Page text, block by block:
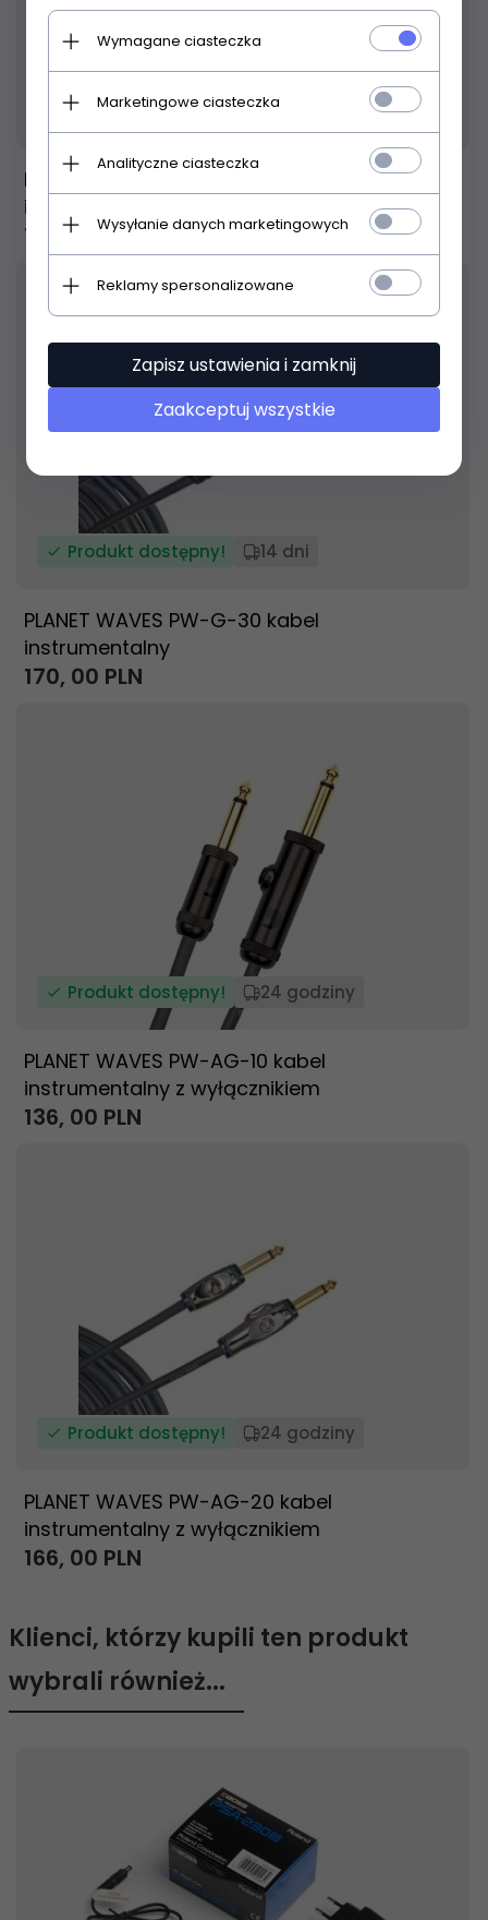
Produkt dostępny! 24 godziny
PLANET WAVES PW-G-10 kabel
instrumentalny
116, 00PLN
Produkt dostępny! 14 dni
PLANET WAVES PW-G-30 kabel
instrumentalny
170, 00 PLN
Produkt dostępny! 24 godziny
PLANET WAVES PW-AG-10 kabel
instrumentalny z wyłącznikiem
136, 00 PLN
Produkt dostępny! 24 godziny
PLANET WAVES PW-AG-20 kabel
instrumentalny z wyłącznikiem
166, 00 PLN
Klienci, którzy kupili ten produkt
wybrali również...
Wymagane ciasteczka
Marketingowe ciasteczka
Analityczne ciasteczka
Wysyłanie danych marketingowych
Reklamy spersonalizowane
Zapisz ustawienia i zamknij
Zaakceptuj wszystkie